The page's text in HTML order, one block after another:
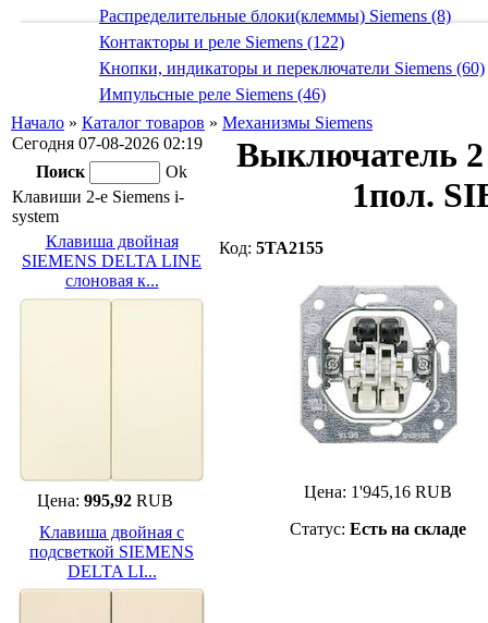
Распределительные блоки(клеммы) Siemens (8)
Контакторы и реле Siemens (122)
Кнопки, индикаторы и переключатели Siemens (60)
Импульсные реле Siemens (46)
Начало » Каталог товаров » Механизмы Siemens
Сегодня 07-08-2026 02:19
Поиск
Ok
Клавиши 2-е Siemens i-
system
Клавиша двойная
SIEMENS DELTA LINE
слоновая к...
Цена: 995,92RUB
Клавиша двойная с
подсветкой SIEMENS
DELTA LI...
Выключатель
1пол.
Код: 5TA2155
Цена: 1'945,16 RUB
Статус: Есть на складе